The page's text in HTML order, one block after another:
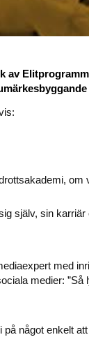
av
om
själv, sin
med
medier: ”Så
något enkelt